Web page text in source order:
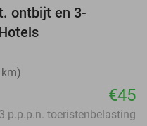
ontbijt en 3-
€45
p.p.p.n. toeristenbelasting